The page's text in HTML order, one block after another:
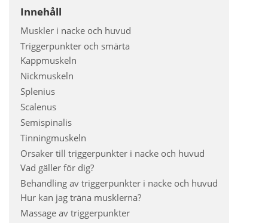
Innehåll
Muskler i nacke och huvud
Triggerpunkter och smärta
Kappmuskeln
Nickmuskeln
Splenius
Scalenus
Semispinalis
Tinningmuskeln
Orsaker till triggerpunkter i nacke och huvud
Vad gäller för dig?
Behandling av triggerpunkter i nacke och huvud
Hur kan jag träna musklerna?
Massage av triggerpunkter